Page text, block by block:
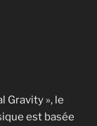
Gravity », le
est basée